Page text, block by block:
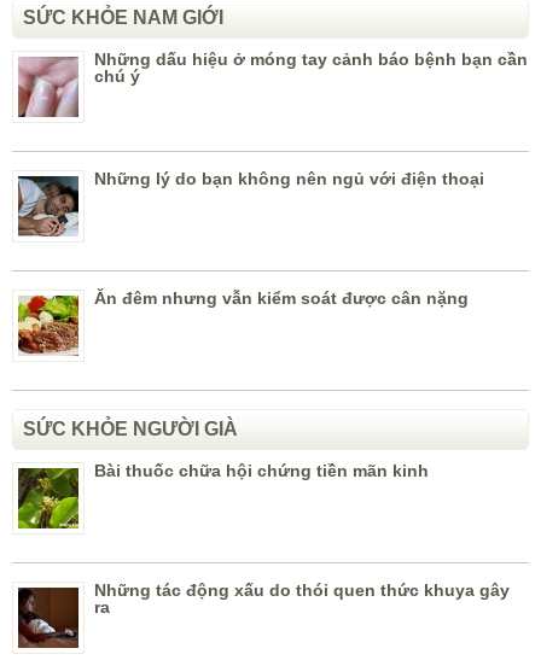
SỨC KHỎE NAM GIỚI
Những dấu hiệu ở móng tay cảnh báo bệnh bạn cần
chú ý
Những lý do bạn không nên ngủ với điện thoại
Ăn đêm nhưng vẫn kiểm soát được cân nặng
SỨC KHỎE NGƯỜI GIÀ
Bài thuốc chữa hội chứng tiền mãn kinh
Những tác động xấu do thói quen thức khuya gây
ra